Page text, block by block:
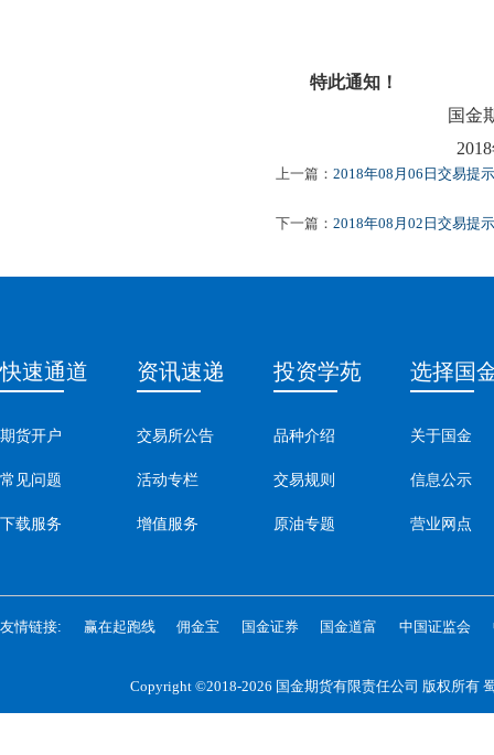
特此通知！
国金
2018年08
上一篇： 2018年08月06日交易提示
下一篇： 2018年08月02日交易提示
快速通道
期货开户
常见问题
下载服务
资讯速递
交易所公告
活动专栏
增值服务
投资学苑
品种介绍
交易规则
原油专题
选择国
关于国金
信息公示
营业网点
友情链接: 赢在起跑线 佣金宝 国金证券 国金道富 中国证监会
Copyright ©2018-2026 国金期货有限责任公司 版权所有